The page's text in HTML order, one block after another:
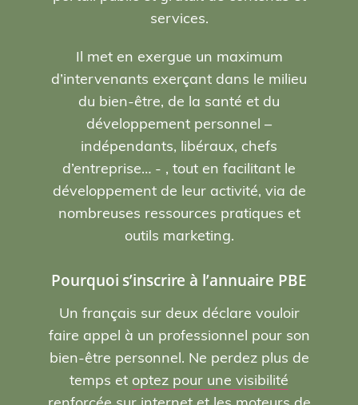
services.
Il met en exergue un maximum
d’intervenants exerçant dans le milieu
du bien-être, de la santé et du
développement personnel –
indépendants, libéraux, chefs
d’entreprise… - , tout en facilitant le
développement de leur activité, via de
nombreuses ressources pratiques et
outils marketing.
Pourquoi s’inscrire à l’annuaire PBE
Un français sur deux déclare vouloir
faire appel à un professionnel pour son
bien-être personnel. Ne perdez plus de
temps et optez pour une visibilité